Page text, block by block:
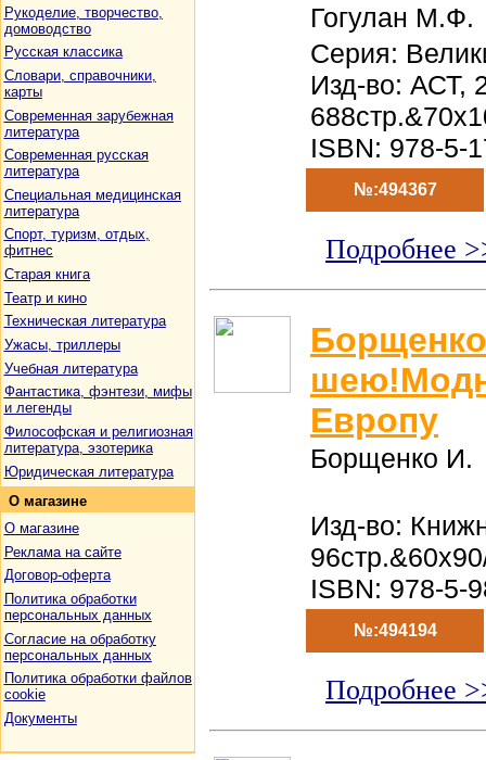
Рукоделие, творчество,
домоводство
Русская классика
Словари, справочники,
карты
Современная зарубежная
литература
Современная русская
литература
Специальная медицинская
литература
Спорт, туризм, отдых,
фитнес
Старая книга
Театр и кино
Техническая литература
Ужасы, триллеры
Учебная литература
Фантастика, фэнтези, мифы
и легенды
Философская и религиозная
литература, эзотерика
Юридическая литература
О магазине
О магазине
Реклама на сайте
Договор-оферта
Политика обработки
персональных данных
Согласие на обработку
персональных данных
Политика обработки файлов
cookie
Документы
Гогулан М.Ф.
Серия:
Изд-во: АСТ,
ISBN: 978-5-
№:494367
Подробнее
Европу
Борщенко И.
Изд-во:
ISBN: 978-5-
№:494194
Подробнее